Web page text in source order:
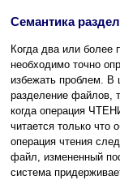
Семантика
Когда два или более
необходимо точно
избежать проблем. В
разделение файлов,
когда операция
читается только что
операция чтения
файл, измененный
система